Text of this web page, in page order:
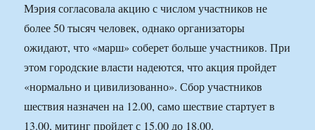
Мэрия согласовала акцию с числом участников не
более 50 тысяч человек, однако организаторы
ожидают, что «марш» соберет больше участников. При
этом городские власти надеются, что акция пройдет
«нормально и цивилизованно». Сбор участников
шествия назначен на 12.00, само шествие стартует в
13.00, митинг пройдет с 15.00 до 18.00.